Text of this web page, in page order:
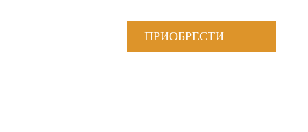
ПРИОБРЕСТИ